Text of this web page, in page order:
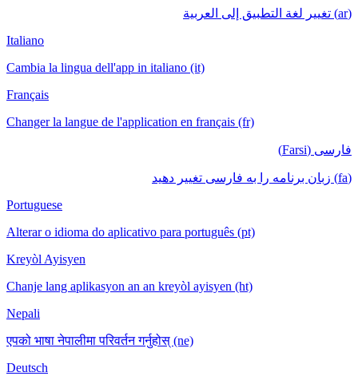
(ar) تغيير لغة التطبيق إلى العربية
Italiano
Cambia la lingua dell'app in italiano (it)
Français
Changer la langue de l'application en français (fr)
فارسی (Farsi)
(fa) زبان برنامه را به فارسی تغییر دهید
Portuguese
Alterar o idioma do aplicativo para português (pt)
Kreyòl Ayisyen
Chanje lang aplikasyon an an kreyòl ayisyen (ht)
Nepali
एपको भाषा नेपालीमा परिवर्तन गर्नुहोस् (ne)
Deutsch